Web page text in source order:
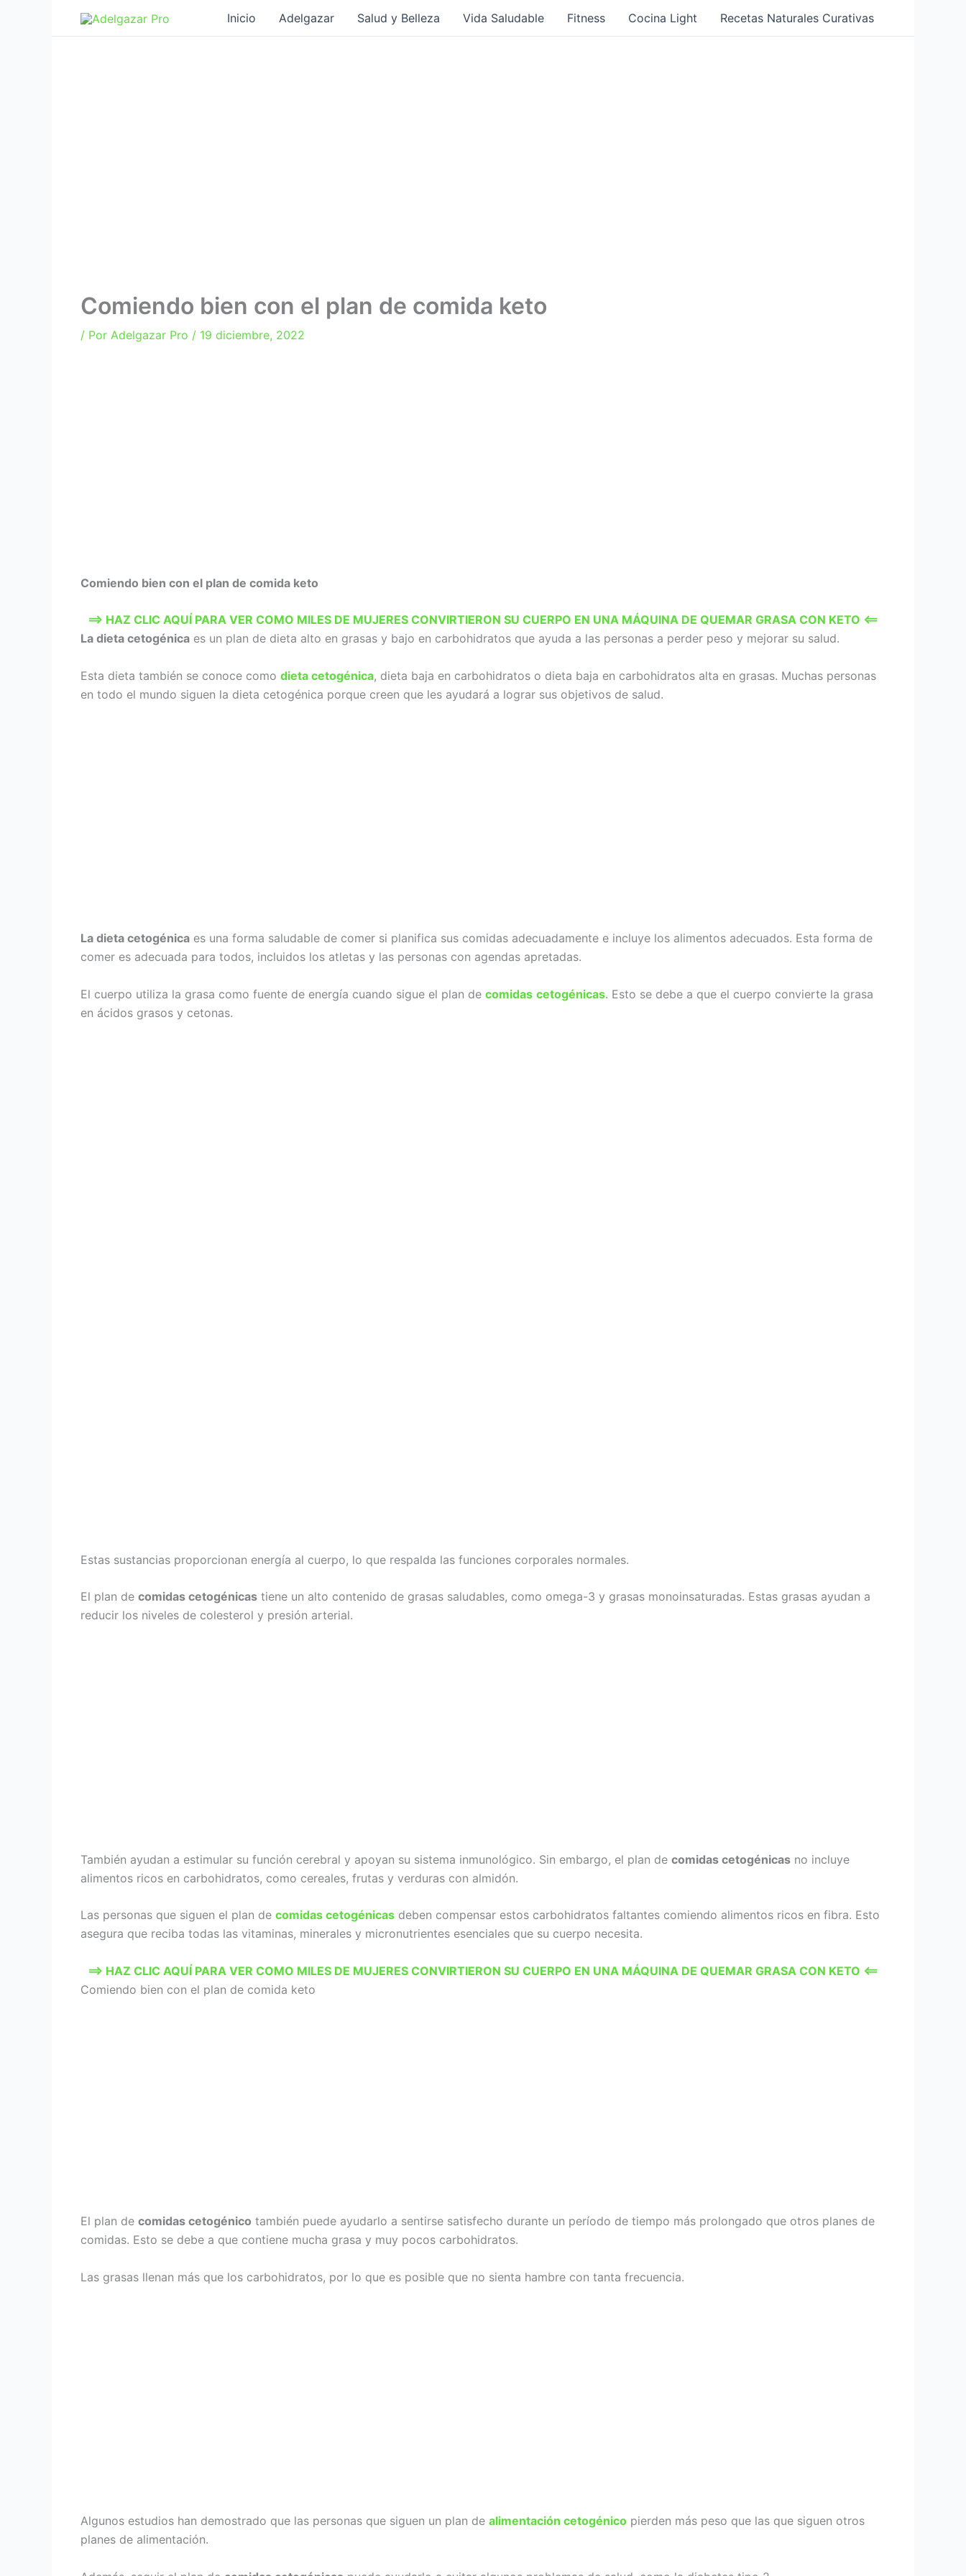
Inicio Adelgazar Salud y Belleza Vida Saludable Fitness Cocina Light Recetas Naturales Curativas
Comiendo bien con el plan de comida keto
/ Por Adelgazar Pro / 19 diciembre, 2022
Comiendo bien con el plan de comida keto
==> HAZ CLIC AQUÍ PARA VER COMO MILES DE MUJERES CONVIRTIERON SU CUERPO EN UNA MÁQUINA DE QUEMAR GRASA CON KETO <==
La dieta cetogénica es un plan de dieta alto en grasas y bajo en carbohidratos que ayuda a las personas a perder peso y mejorar su salud.
Esta dieta también se conoce como dieta cetogénica, dieta baja en carbohidratos o dieta baja en carbohidratos alta en grasas. Muchas personas
en todo el mundo siguen la dieta cetogénica porque creen que les ayudará a lograr sus objetivos de salud.
La dieta cetogénica es una forma saludable de comer si planifica sus comidas adecuadamente e incluye los alimentos adecuados. Esta forma de
comer es adecuada para todos, incluidos los atletas y las personas con agendas apretadas.
El cuerpo utiliza la grasa como fuente de energía cuando sigue el plan de comidas cetogénicas. Esto se debe a que el cuerpo convierte la grasa
en ácidos grasos y cetonas.
Estas sustancias proporcionan energía al cuerpo, lo que respalda las funciones corporales normales.
El plan de comidas cetogénicas tiene un alto contenido de grasas saludables, como omega-3 y grasas monoinsaturadas. Estas grasas ayudan a
reducir los niveles de colesterol y presión arterial.
También ayudan a estimular su función cerebral y apoyan su sistema inmunológico. Sin embargo, el plan de comidas cetogénicas no incluye
alimentos ricos en carbohidratos, como cereales, frutas y verduras con almidón.
Las personas que siguen el plan de comidas cetogénicas deben compensar estos carbohidratos faltantes comiendo alimentos ricos en fibra. Esto
asegura que reciba todas las vitaminas, minerales y micronutrientes esenciales que su cuerpo necesita.
==> HAZ CLIC AQUÍ PARA VER COMO MILES DE MUJERES CONVIRTIERON SU CUERPO EN UNA MÁQUINA DE QUEMAR GRASA CON KETO <==
Comiendo bien con el plan de comida keto
El plan de comidas cetogénico también puede ayudarlo a sentirse satisfecho durante un período de tiempo más prolongado que otros planes de
comidas. Esto se debe a que contiene mucha grasa y muy pocos carbohidratos.
Las grasas llenan más que los carbohidratos, por lo que es posible que no sienta hambre con tanta frecuencia.
Algunos estudios han demostrado que las personas que siguen un plan de alimentación cetogénico pierden más peso que las que siguen otros
planes de alimentación.